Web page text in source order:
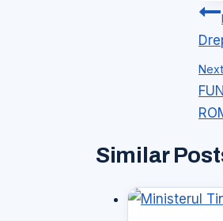
în
Next
Similar